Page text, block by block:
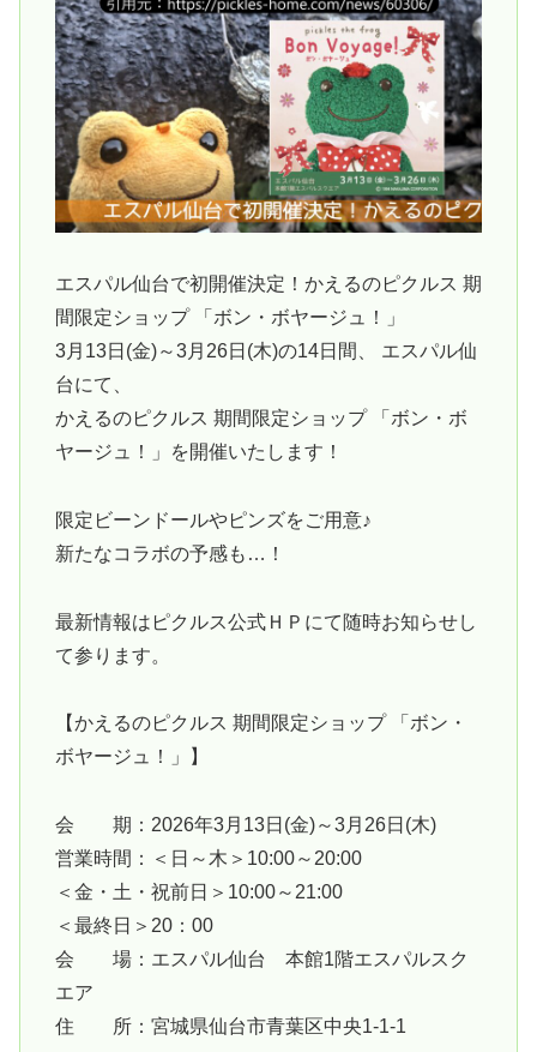
エスパル仙台で初開催決定！かえるのピクルス 期
間限定ショップ 「ボン・ボヤージュ！」
3月13日(金)～3月26日(木)の14日間、 エスパル仙
台にて、
かえるのピクルス 期間限定ショップ 「ボン・ボ
ヤージュ！」を開催いたします！
限定ビーンドールやピンズをご用意♪
新たなコラボの予感も…！
最新情報はピクルス公式ＨＰにて随時お知らせし
て参ります。
【かえるのピクルス 期間限定ショップ 「ボン・
ボヤージュ！」】
会 期：2026年3月13日(金)～3月26日(木)
営業時間：＜日～木＞10:00～20:00
＜金・土・祝前日＞10:00～21:00
＜最終日＞20：00
会 場：エスパル仙台 本館1階エスパルスク
エア
住 所：宮城県仙台市青葉区中央1-1-1